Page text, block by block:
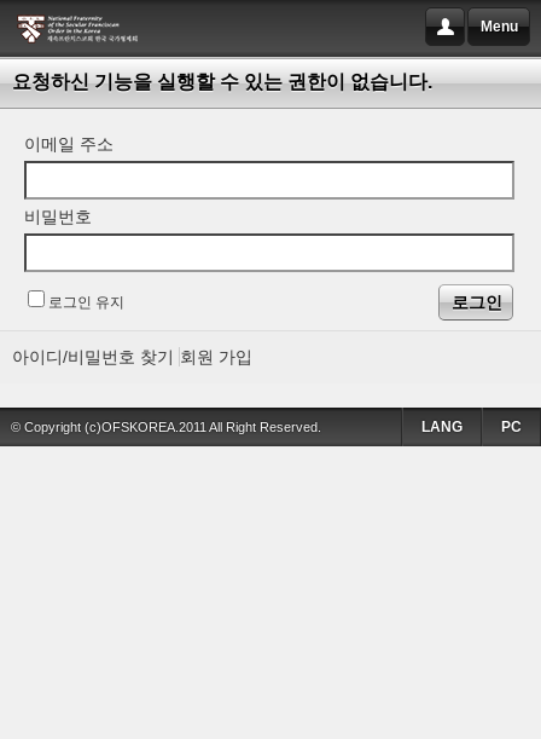
Menu
요청하신 기능을 실행할 수 있는 권한이 없습니다.
이메일 주소
비밀번호
로그인 유지
아이디/비밀번호 찾기 회원 가입
© Copyright (c)OFSKOREA.2011 All Right Reserved. PC
LANG